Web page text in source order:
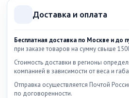
Доставка и оплата
Бесплатная доставка по Москве и до
при заказе товаров на сумму свыше
Стоимость доставки в регионы
компанией в зависимости от веса и
Отправка осуществляется Почтой
по договоренности.